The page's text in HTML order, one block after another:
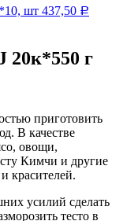
шт 437,50 Р
20к*550 г
приготовить
В качестве
овощи,
Кимчи и другие
красителей.
усилий сделать
тесто в